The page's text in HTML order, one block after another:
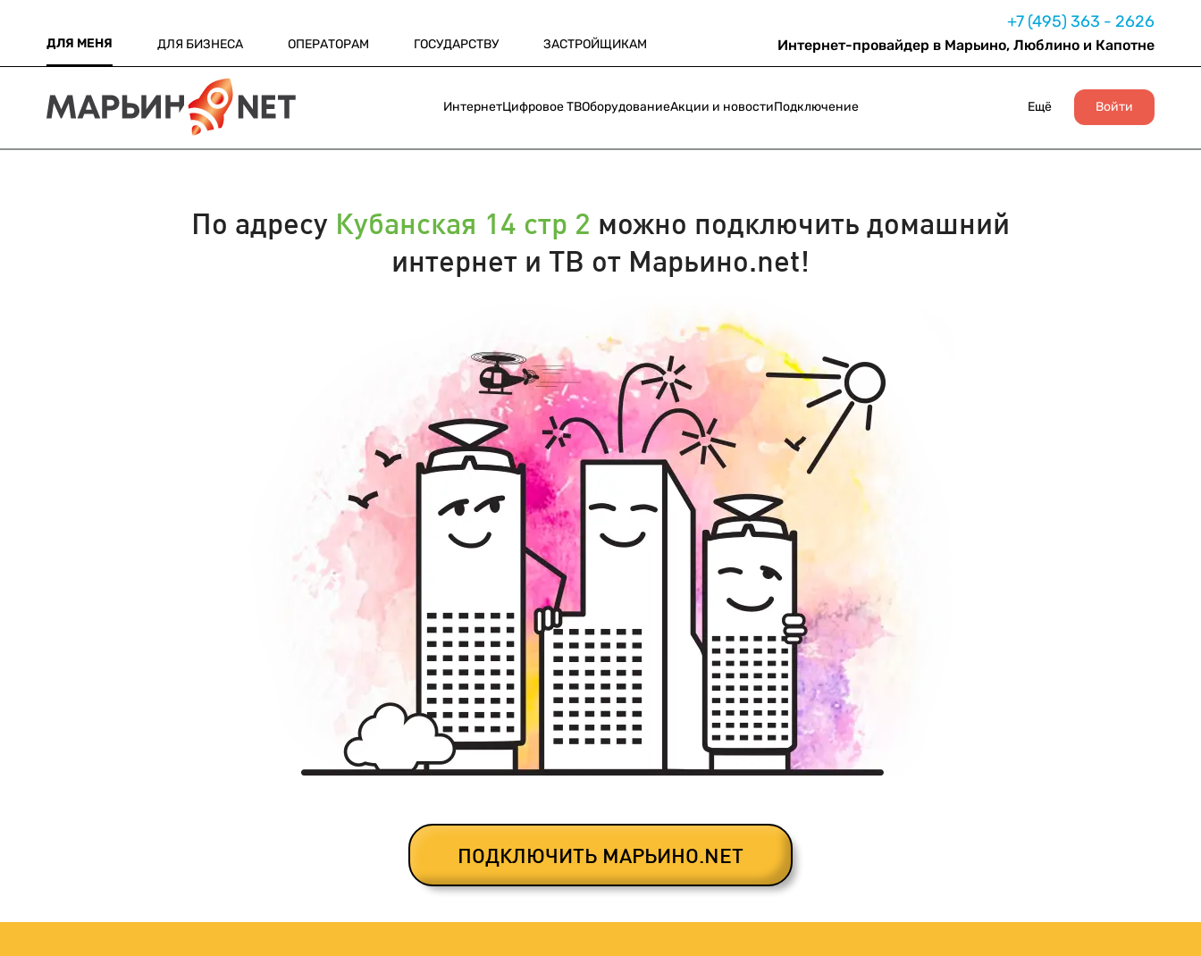
ДЛЯ МЕНЯ ДЛЯ БИЗНЕСА ОПЕРАТОРАМ ГОСУДАРСТВУ ЗАСТРОЙЩИКАМ
+7 (495) 363 - 2626
Интернет-провайдер в Марьино, Люблино и Капотне
ИнтернетЦифровое ТВОборудованиеАкции и новостиПодключение Ещё Войти
По адресу Кубанская 14 стр 2 можно подключить домашний
интернет и ТВ от Марьино.net!
ПОДКЛЮЧИТЬ МАРЬИНО.NET